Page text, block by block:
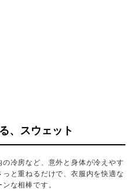
、スウェット
冷房など、意外と身体が冷えやす
と重ねるだけで、衣服内を快適な
な相棒です。